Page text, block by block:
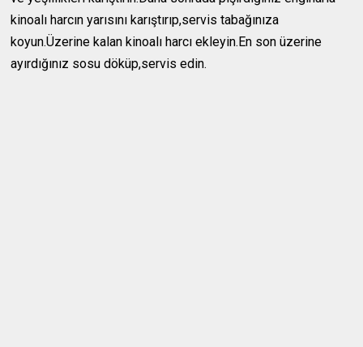
kinoalı harcın yarısını karıştırıp,servis tabağınıza
koyun.Üzerine kalan kinoalı harcı ekleyin.En son üzerine
ayırdığınız sosu döküp,servis edin.